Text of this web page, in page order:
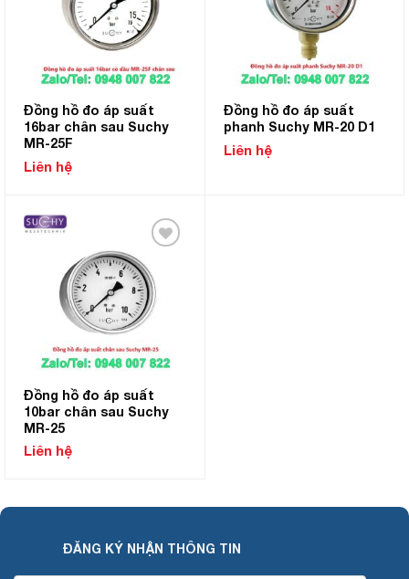
Đồng hồ đo áp suất
16bar chân sau Suchy
MR-25F
Liên hệ
Đồng hồ đo áp suất
phanh Suchy MR-20 D1
Liên hệ
Add to
Wishlist
Đồng hồ đo áp suất
10bar chân sau Suchy
MR-25
Liên hệ
ĐĂNG KÝ NHẬN THÔNG TIN